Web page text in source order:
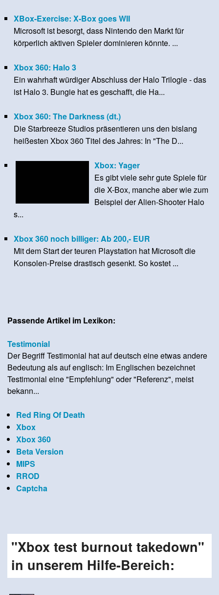
XBox-Exercise: X-Box goes WII
Microsoft ist besorgt, dass Nintendo den Markt für
körperlich aktiven Spieler dominieren könnte. ...
Xbox 360: Halo 3
Ein wahrhaft würdiger Abschluss der Halo Trilogie - das
ist Halo 3. Bungie hat es geschafft, die Ha...
Xbox 360: The Darkness (dt.)
Die Starbreeze Studios präsentieren uns den bislang
heißesten Xbox 360 Titel des Jahres: In "The D...
Xbox: Yager
Es gibt viele sehr gute Spiele für
die X-Box, manche aber wie zum
Beispiel der Alien-Shooter Halo
s...
Xbox 360 noch billiger: Ab 200,- EUR
Mit dem Start der teuren Playstation hat Microsoft die
Konsolen-Preise drastisch gesenkt. So kostet ...
Passende Artikel im Lexikon:
Testimonial
Der Begriff Testimonial hat auf deutsch eine etwas andere
Bedeutung als auf englisch: Im Englischen bezeichnet
Testimonial eine "Empfehlung" oder "Referenz", meist
bekann...
Red Ring Of Death
Xbox
Xbox 360
Beta Version
MIPS
RROD
Captcha
"Xbox test burnout takedown"
in unserem Hilfe-Bereich: